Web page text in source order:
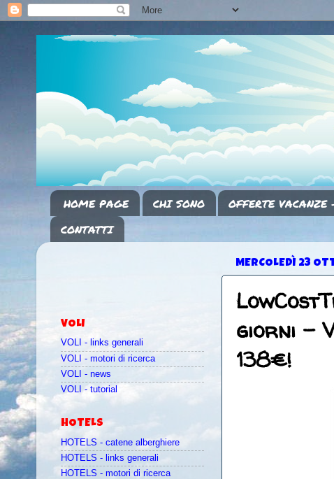
HOME PAGE CHI SONO OFFERTE
CONTATTI
MERCOLEDÌ 23
giorni -
138€!
VOLI
VOLI - links generali
VOLI - motori di ricerca
VOLI - news
VOLI - tutorial
HOTELS
HOTELS - catene alberghiere
HOTELS - links generali
HOTELS - motori di ricerca